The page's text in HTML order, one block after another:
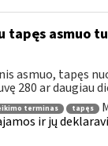
tapęs asmuo
asmuo, tapęs
280 ar daugiau
terminas tapęs
ir jų